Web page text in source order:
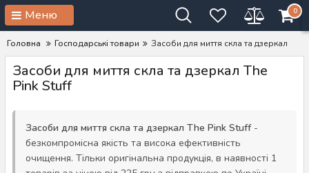
Меню 0
Головна Господарські товари Засоби для миття скла та дзеркал
Засоби для миття скла та дзеркал The
Pink Stuff
Засоби для миття скла та дзеркал The Pink Stuff-
безкомпромісна якість та висока ефективність
очищення. Тільки оригінальна продукція, в наявності 1